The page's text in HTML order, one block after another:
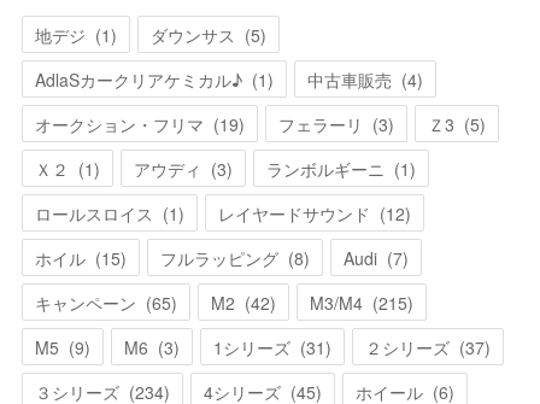
地デジ (1) ダウンサス (5)
AdlaSカークリアケミカル♪ (1) 中古車販売 (4)
オークション・フリマ (19) フェラーリ (3) Ｚ3 (5)
Ｘ２ (1) アウディ (3) ランボルギーニ (1)
ロールスロイス (1) レイヤードサウンド (12)
ホイル (15) フルラッピング (8) Audi (7)
キャンペーン (65) M2 (42) M3/M4 (215)
M5 (9) M6 (3) 1シリーズ (31) ２シリーズ (37)
３シリーズ (234) 4シリーズ (45) ホイール (6)